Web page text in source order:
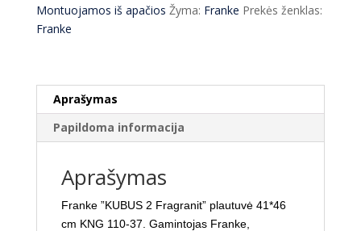
plautuvė
110-
37
Montuojamos iš apačios Žyma: Franke Prekės ženklas:
Franke
Aprašymas
Papildoma informacija
Aprašymas
Franke ”KUBUS 2 Fragranit” plautuvė 41*46
cm KNG 110-37. Gamintojas Franke,